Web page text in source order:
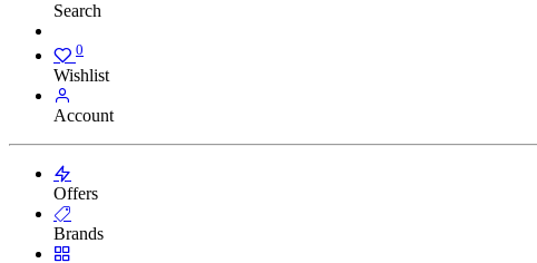
Search
0
Wishlist
Account
Offers
Brands